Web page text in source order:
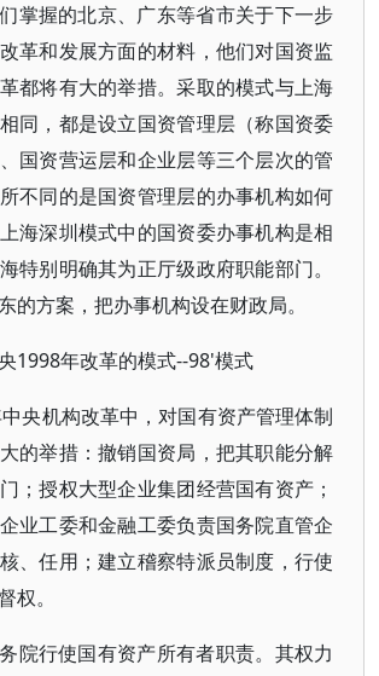
掌握的北京、广东等省市关于下一步
革和发展方面的材料，他们对国资监
都将有大的举措。采取的模式与上海
同，都是设立国资管理层（称国资委
国资营运层和企业层等三个层次的管
不同的是国资管理层的办事机构如何
海深圳模式中的国资委办事机构是相
特别明确其为正厅级政府职能部门。
的方案，把办事机构设在财政局。
央1998年改革的模式--98'模式
央机构改革中，对国有资产管理体制
的举措：撤销国资局，把其职能分解
；授权大型企业集团经营国有资产；
业工委和金融工委负责国务院直管企
、任用；建立稽察特派员制度，行使
权。
院行使国有资产所有者职责。其权力